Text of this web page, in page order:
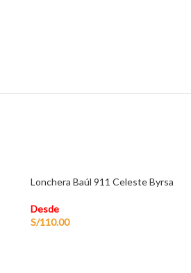
Lonchera Baúl 911 Celeste Byrsa
Desde
S/110.00